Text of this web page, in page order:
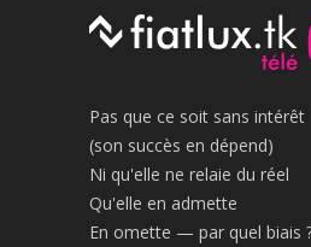
Pas que ce soit sans intérêt
(son succès en dépend)
Ni qu'elle ne relaie du réel
Qu'elle en admette
En omette — par quel biais